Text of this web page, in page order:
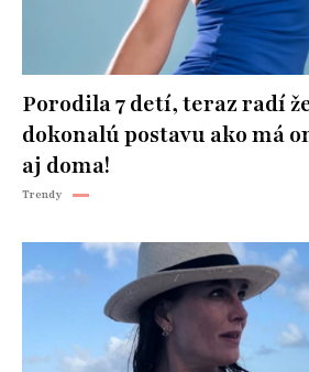
Porodila 7 detí, teraz radí
dokonalú postavu ako má
aj doma!
Trendy